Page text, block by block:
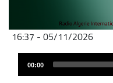
05/11/2026 - 16:37
00:00